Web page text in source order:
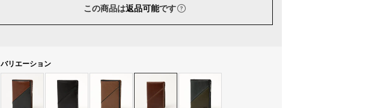
この商品は返品可能です
バリエーション